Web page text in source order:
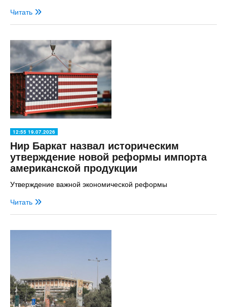
Читать
12:55 19.07.2026
Нир Баркат назвал историческим
утверждение новой реформы импорта
американской продукции
Утверждение важной экономической реформы
Читать